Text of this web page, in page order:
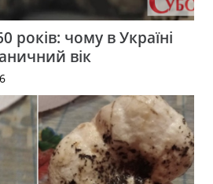
років: чому в Україні
вік